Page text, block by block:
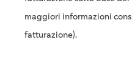
maggiori informazioni
fatturazione).